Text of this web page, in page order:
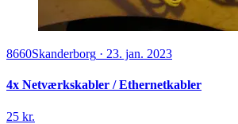
8660Skanderborg · 23. jan. 2023
4x Netværkskabler / Ethernetkabler
25 kr.